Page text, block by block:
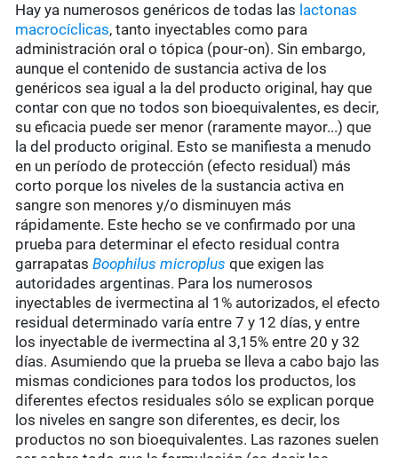
Hay ya numerosos genéricos de todas las lactonas
macrocíclicas, tanto inyectables como para
administración oral o tópica (pour-on). Sin embargo,
aunque el contenido de sustancia activa de los
genéricos sea igual a la del producto original, hay que
contar con que no todos son bioequivalentes, es decir,
su eficacia puede ser menor (raramente mayor...) que
la del producto original. Esto se manifiesta a menudo
en un período de protección (efecto residual) más
corto porque los niveles de la sustancia activa en
sangre son menores y/o disminuyen más
rápidamente. Este hecho se ve confirmado por una
prueba para determinar el efecto residual contra
garrapatasBoophilus microplus que exigen las
autoridades argentinas. Para los numerosos
inyectables de ivermectina al 1% autorizados, el efecto
residual determinado varía entre 7 y 12 días, y entre
los inyectable de ivermectina al 3,15% entre 20 y 32
días. Asumiendo que la prueba se lleva a cabo bajo las
mismas condiciones para todos los productos, los
diferentes efectos residuales sólo se explican porque
los niveles en sangre son diferentes, es decir, los
productos no son bioequivalentes. Las razones suelen